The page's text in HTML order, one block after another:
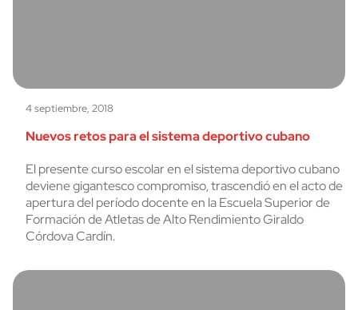
4 septiembre, 2018
Nuevos retos para el sistema deportivo cubano
El presente curso escolar en el sistema deportivo cubano
deviene gigantesco compromiso, trascendió en el acto de
apertura del período docente en la Escuela Superior de
Formación de Atletas de Alto Rendimiento Giraldo
Córdova Cardín.